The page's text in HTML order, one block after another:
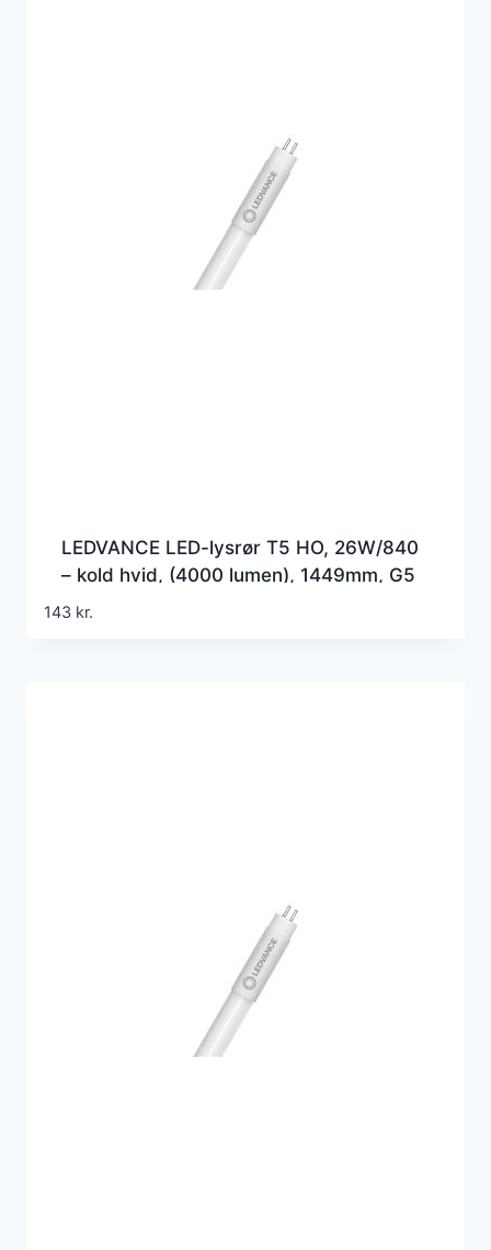
LEDVANCE LED-lysrør T5 HO, 26W/840
– kold hvid, (4000 lumen), 1449mm, G5
(=Erstatter 49w), 230 volt direct wire
143 kr.